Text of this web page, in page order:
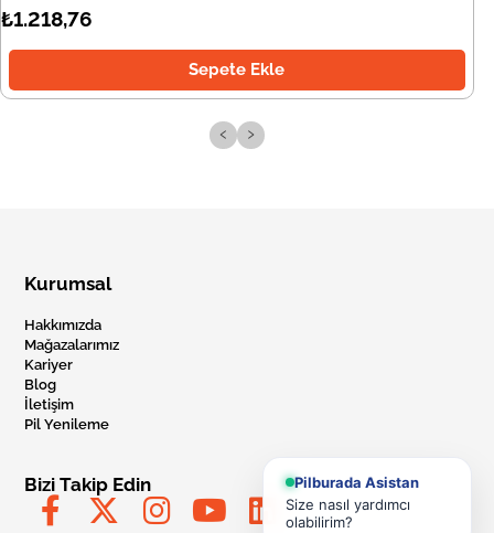
₺1.218,76
Sepete Ekle
‹ ›
Kurumsal
Hakkımızda
Mağazalarımız
Kariyer
Blog
İletişim
Pil Yenileme
Bizi Takip Edin
Pilburada Asistan
Size nasıl yardımcı
olabilirim?